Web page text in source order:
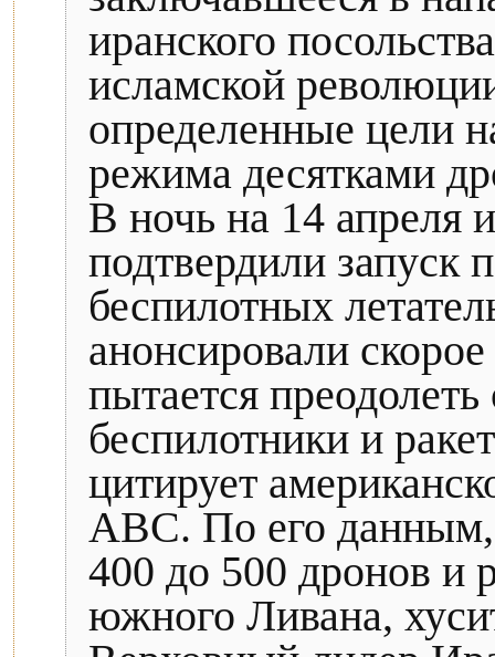
иранского
исламской
определенные цели
режима десятками
В ночь на 14 апреля
подтвердили запуск
беспилотных
анонсировали
пытается
беспилотники и
цитирует
ABC. По его данным,
400 до 500 дронов и
южного Ливана,